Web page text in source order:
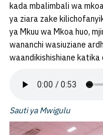
kada mbalimbali wa
ya ziara zake
ya Mkuu wa Mkoa huo,
wananchi wasiuziane
waandikishishiane katika
Sauti ya Mwigulu